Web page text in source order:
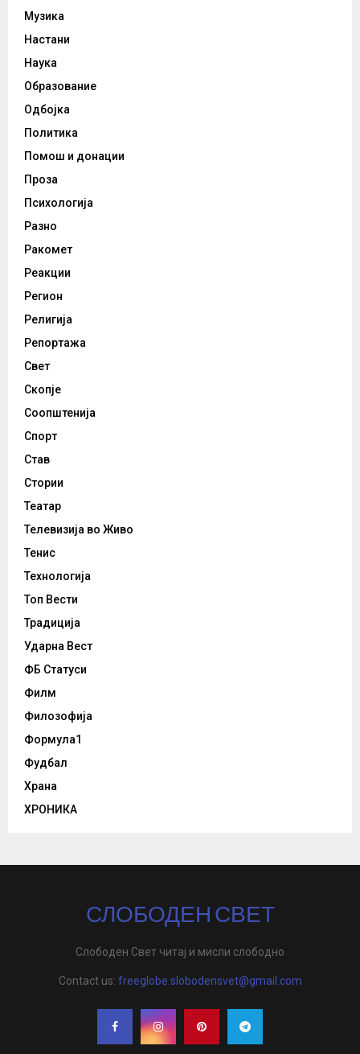
Музика
Настани
Наука
Образование
Одбојка
Политика
Помош и донации
Проза
Психологија
Разно
Ракомет
Реакции
Регион
Религија
Репортажа
Свет
Скопје
Соопштенија
Спорт
Став
Стории
Театар
Телевизија во Живо
Тенис
Технологија
Топ Вести
Традиција
Ударна Вест
ФБ Статуси
Филм
Филозофија
Формула1
Фудбал
Храна
ХРОНИКА
СЛОБОДЕН СВЕТ
Слободен Свет читај и мисли слободно
Contact us: freeglobe.slobodensvet@gmail.com